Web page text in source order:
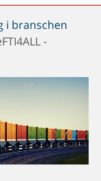
i branschen
-